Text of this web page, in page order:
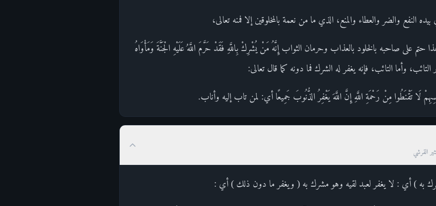
النفع والضر والعطاء والمنع، الذي ما من نعمة بالمخلوقين إلا فمنه تعالى،
على صاحبه بالخلود بالعذاب وحرمان الثواب إِنَّهُ مَنْ يُشْرِكْ بِاللَّهِ فَقَدْ حَرَّمَ اللَّهُ عَلَيْهِ الْجَنَّةَ وَمَأْوَاهُ
وأما التائب، فإنه يغفر له الشرك فما دونه كما قال تعالى:
لَا تَقْنَطُوا مِنْ رَحْمَةِ اللَّهِ إِنَّ اللَّهَ يَغْفِرُ الذُّنُوبَ جَمِيعًا أي: لمن تاب إليه وأناب.
القرشي
به ) أي : لا يغفر لعبد لقيه وهو مشرك به ( ويغفر ما دون ذلك ) أي :